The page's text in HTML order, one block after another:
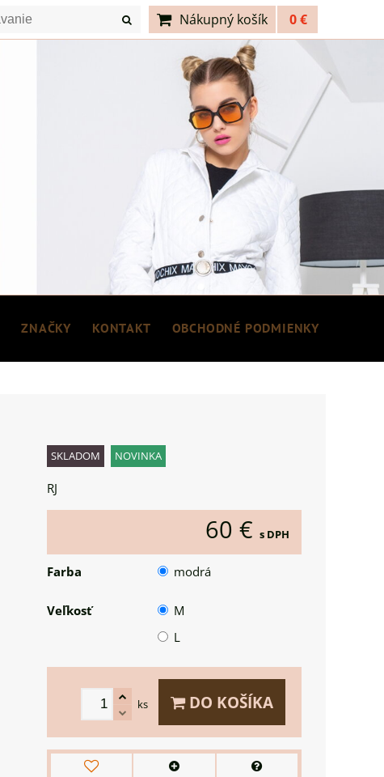
Nákupný košík 0 €
ZNAČKY KONTAKT OBCHODNÉ PODMIENKY
SKLADOM NOVINKA
RJ
60 € s DPH
Farba modrá
Veľkosť
M
L
ks DO KOŠÍKA